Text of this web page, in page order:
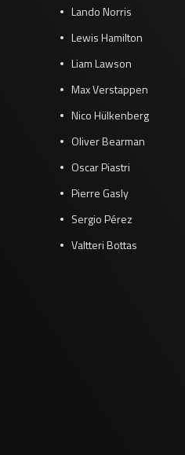
Lando Norris
Lewis Hamilton
Liam Lawson
Max Verstappen
Nico Hülkenberg
Oliver Bearman
Oscar Piastri
Pierre Gasly
Sergio Pérez
Valtteri Bottas